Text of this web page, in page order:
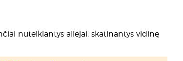
nuteikiantys aliejai, skatinantys vidinę